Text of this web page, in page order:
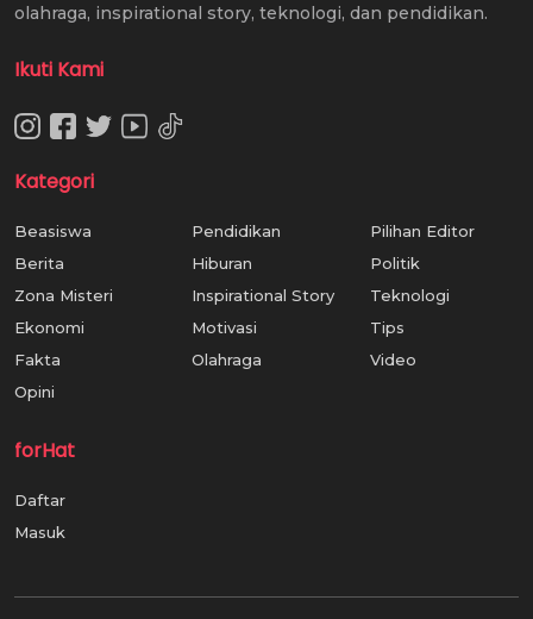
olahraga, inspirational story, teknologi, dan pendidikan.
Ikuti Kami
Kategori
Beasiswa
Berita
Zona Misteri
Ekonomi
Fakta
Opini
Pendidikan
Hiburan
Inspirational Story
Motivasi
Olahraga
Pilihan Editor
Politik
Teknologi
Tips
Video
forHat
Daftar
Masuk